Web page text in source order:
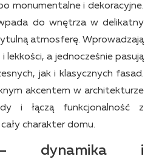
monumentalne i dekoracyjne.
do wnętrza w delikatny
atmosferę. Wprowadzają
lekkości, a jednocześnie pasują
jak i klasycznych fasad.
akcentem w architekturze
i łączą funkcjonalność z
charakter domu.
dynamika i